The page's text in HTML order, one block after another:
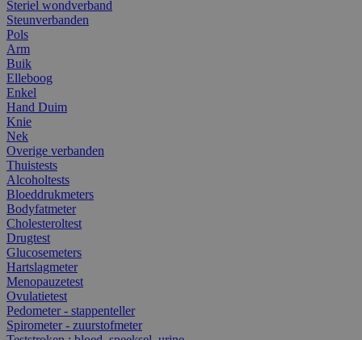
Steriel wondverband
Steunverbanden
Pols
Arm
Buik
Elleboog
Enkel
Hand Duim
Knie
Nek
Overige verbanden
Thuistests
Alcoholtests
Bloeddrukmeters
Bodyfatmeter
Cholesteroltest
Drugtest
Glucosemeters
Hartslagmeter
Menopauzetest
Ovulatietest
Pedometer - stappenteller
Spirometer - zuurstofmeter